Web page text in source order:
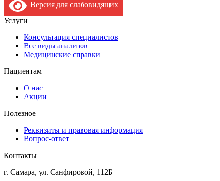
Версия для слабовидящих
Услуги
Консультация специалистов
Все виды анализов
Медицинские справки
Пациентам
О нас
Акции
Полезное
Реквизиты и правовая информация
Вопрос-ответ
Контакты
г. Самара, ул. Санфировой, 112Б